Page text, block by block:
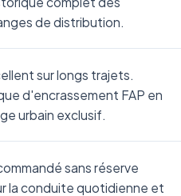
de distribution.
sur longs trajets.
d'encrassement FAP en
urbain exclusif.
sans réserve
la conduite quotidienne et